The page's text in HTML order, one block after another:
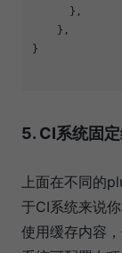
      },
    },
}
5. CI系统固
上面在不同的
于CI系统来说
使用缓存内容